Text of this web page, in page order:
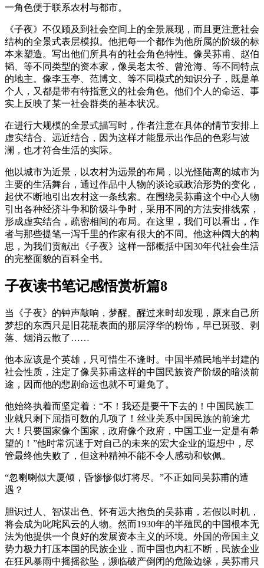
一角色便于联系农村与都市。
《子夜》不仅顾及到社会空间上的全景展现，而且更注意社会
结构的全景式表层模拟。他把每一个都作为他所属的阶级的标
本来塑造。写出他们所具有的社会角色特性。像吴荪甫、赵伯
韬、等不同类型的资本家，像吴老太爷、曾沧海、等不同特点
的地主。像李玉亭、范博文、等不同模式的知识分子，既是单
个人，又都是带有特指意义的社会角色。他们个人的命运、事
实上反映了某一社会群类的基本状况。
在进行大规模的全景式描写时，作者注意在具体的情节安排上
虚实结合、远近结合，因为这样才能显示出作品的色彩与波
澜，也才符合生活的实际。
他以城市为近景，以农村为远景的布局，以光怪陆离的城市为
主要的生活舞台，通过作品中人物的谈论或政治形势的变化，
起伏不断地引出农村这一条线索。在围绕吴荪甫这个中心人物
引出各种经济斗争和阶级斗争时，采用不同的方法安排线索，
形成虚实结合，疏密相间的布局。在这里，我们可以看出，作
者与那些提笔一泻千里的作家有很大的不同。他这种阔大的构
思，为我们贡献出《子夜》这样一部概括中国30年代社会生活
的完整面貌的百科全书。
子夜读书笔记感悟赏析篇8
当《子夜》的钟声敲响，梦醒。醒过来时却发现，原来自己所
梦想的东西只是旧花瓶表面的那层浮华的粉饰，早已斑驳、剥
落、烟消云散了……
他本应该是个英雄，只可惜生不逢时。中国半殖民地半封建的
社会性质，注定了像吴荪甫这样的中国民族资产阶级的暗淡前
途，因而他的悲剧命运也就不可避免了。
他始终执着而坚定着：“不！我还是要干下去的！中国民族工
业就只剩下屈指可数的几项了！丝业关系中国民族的前途尤
大！只要国家像个国家，政府像个政府，中国工业一定是有希
望的！”他时常沉迷于对自己的未来的宏大企业的遐想中，尽
管最终他失败了，但这种精神不能不令人感动和钦佩。
“忽喇喇似大厦倾，昏惨惨似灯将尽。”不正如同吴荪甫的遭
遇？
胆识过人、智谋出色、怀有远大抱负的吴荪甫，若假以时机，
将会成为叱咤风云的人物。然而1930年的半殖民的中国根本无
法为他提供一个良好的发展资本主义的环境。外国的帝国主义
势力极力打压本国的民族企业，而中国也内杠不断，民族企业
在狂风暴雨中摇摇欲坠，濒临破产倒闭的危险边缘，吴荪甫只